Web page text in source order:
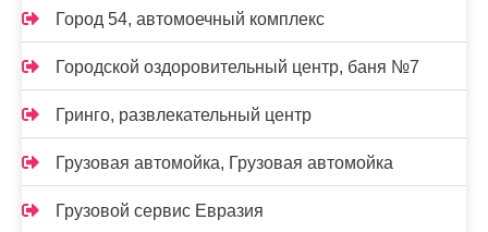
Город 54, автомоечный комплекс
Городской оздоровительный центр, баня №7
Гринго, развлекательный центр
Грузовая автомойка, Грузовая автомойка
Грузовой сервис Евразия